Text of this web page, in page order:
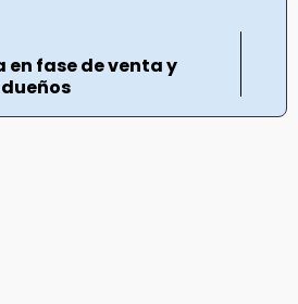
en fase de venta y